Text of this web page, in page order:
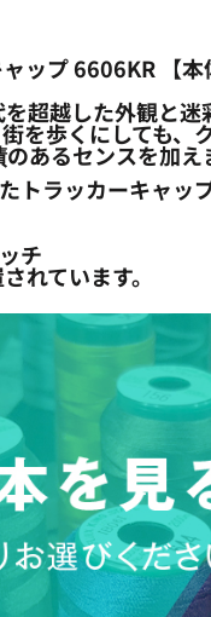
ップ 6606KR 【本
越した外観と
を歩くにしても
あるセンスを加え
トラッカーキャッ
チ
れています。